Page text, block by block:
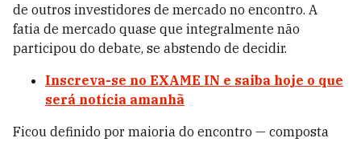
de outros investidores de mercado no encontro. A
fatia de mercado quase que integralmente não
participou do debate, se abstendo de decidir.
Inscreva-se no EXAME IN e saiba hoje o que
será notícia amanhã
Ficou definido por maioria do encontro — composta